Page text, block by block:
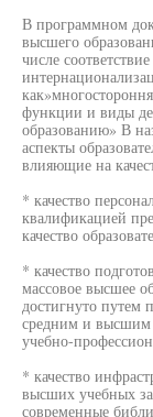
В программном
высшего
числе
функции и виды
образованию» В
аспекты
влияющие на
* качество
квалификацией
качество
* качество
массовое высшее
достигнуто путем
средним и высшим
учебно-
* качество
высших учебных
современные